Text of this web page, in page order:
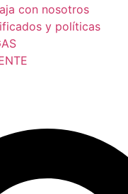
con nosotros
y políticas